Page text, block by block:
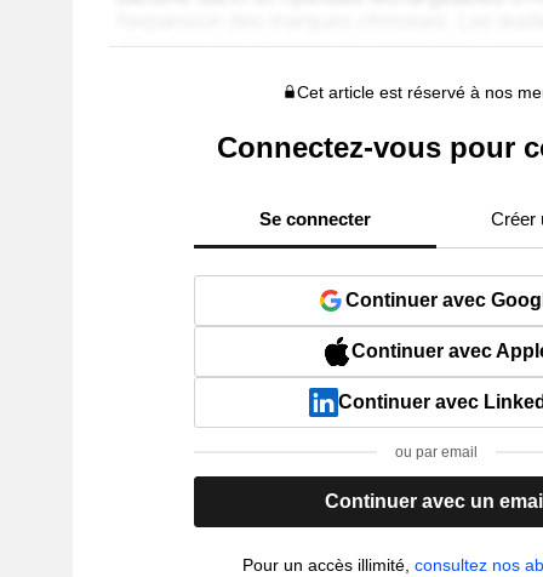
Cet article est réservé à nos
Connectez-vous pour
Se connecter Créer
Continuer avec
Continuer avec
Continuer avec
ou par email
Continuer avec un email
Pour un accès illimité,consultez nos